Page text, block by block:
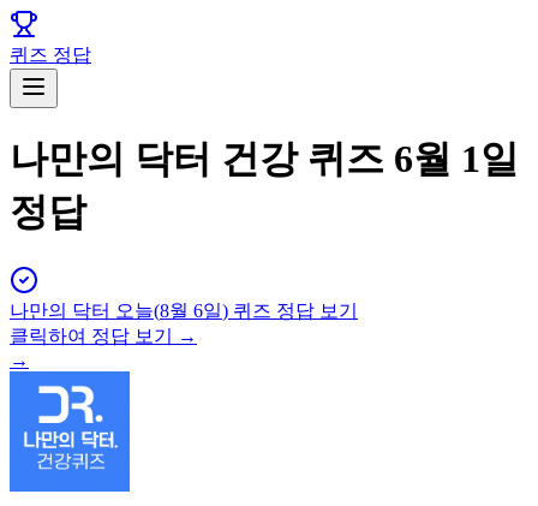
퀴즈 정답
나만의 닥터 건강 퀴즈 6월 1일
정답
나만의 닥터 오늘(8월 6일) 퀴즈 정답 보기
클릭하여 정답 보기 →
→